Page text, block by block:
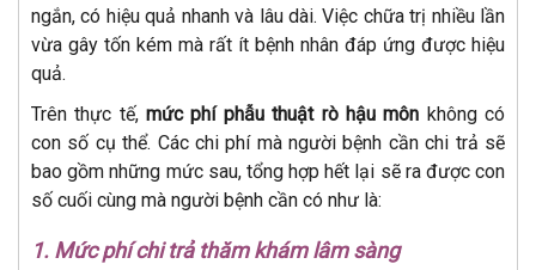
ngắn, có hiệu quả nhanh và lâu dài. Việc chữa trị nhiều lần
vừa gây tốn kém mà rất ít bệnh nhân đáp ứng được hiệu
quả.
Trên thực tế,mức phí phẫu thuật rò hậu môn không có
con số cụ thể. Các chi phí mà người bệnh cần chi trả sẽ
bao gồm những mức sau, tổng hợp hết lại sẽ ra được con
số cuối cùng mà người bệnh cần có như là:
1. Mức phí chi trả thăm khám lâm sàng